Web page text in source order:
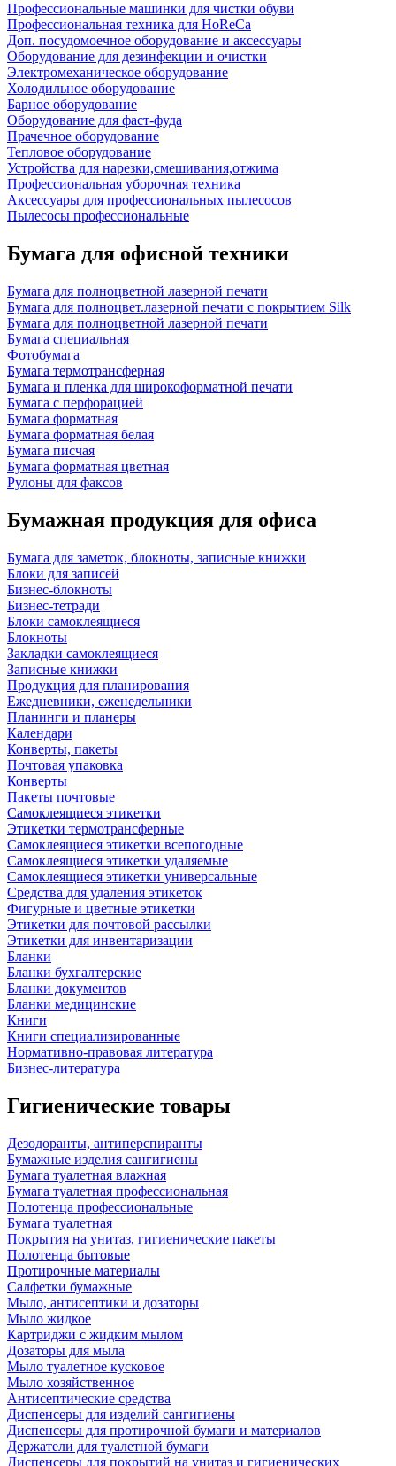
Профессиональные машинки для чистки обуви
Профессиональная техника для HoReCa
Доп. посудомоечное оборудование и аксессуары
Оборудование для дезинфекции и очистки
Электромеханическое оборудование
Холодильное оборудование
Барное оборудование
Оборудование для фаст-фуда
Прачечное оборудование
Тепловое оборудование
Устройства для нарезки,смешивания,отжима
Профессиональная уборочная техника
Аксессуары для профессиональных пылесосов
Пылесосы профессиональные
Бумага для офисной техники
Бумага для полноцветной лазерной печати
Бумага для полноцвет.лазерной печати с покрытием Silk
Бумага для полноцветной лазерной печати
Бумага специальная
Фотобумага
Бумага термотрансферная
Бумага и пленка для широкоформатной печати
Бумага с перфорацией
Бумага форматная
Бумага форматная белая
Бумага писчая
Бумага форматная цветная
Рулоны для факсов
Бумажная продукция для офиса
Бумага для заметок, блокноты, записные книжки
Блоки для записей
Бизнес-блокноты
Бизнес-тетради
Блоки самоклеящиеся
Блокноты
Закладки самоклеящиеся
Записные книжки
Продукция для планирования
Ежедневники, еженедельники
Планинги и планеры
Календари
Конверты, пакеты
Почтовая упаковка
Конверты
Пакеты почтовые
Самоклеящиеся этикетки
Этикетки термотрансферные
Самоклеящиеся этикетки всепогодные
Самоклеящиеся этикетки удаляемые
Самоклеящиеся этикетки универсальные
Средства для удаления этикеток
Фигурные и цветные этикетки
Этикетки для почтовой рассылки
Этикетки для инвентаризации
Бланки
Бланки бухгалтерские
Бланки документов
Бланки медицинские
Книги
Книги специализированные
Нормативно-правовая литература
Бизнес-литература
Гигиенические товары
Дезодоранты, антиперспиранты
Бумажные изделия сангигиены
Бумага туалетная влажная
Бумага туалетная профессиональная
Полотенца профессиональные
Бумага туалетная
Покрытия на унитаз, гигиенические пакеты
Полотенца бытовые
Протирочные материалы
Салфетки бумажные
Мыло, антисептики и дозаторы
Мыло жидкое
Картриджи с жидким мылом
Дозаторы для мыла
Мыло туалетное кусковое
Мыло хозяйственное
Антисептические средства
Диспенсеры для изделий сангигиены
Диспенсеры для протирочной бумаги и материалов
Держатели для туалетной бумаги
Диспенсеры для покрытий на унитаз и гигиенических